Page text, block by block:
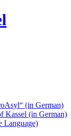
(in German)
Kassel (in German)
Language)